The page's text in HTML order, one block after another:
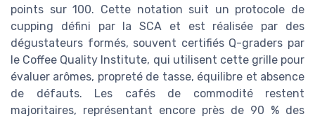
points sur 100. Cette notation suit un protocole de
cupping défini par la SCA et est réalisée par des
dégustateurs formés, souvent certifiés Q-graders par
le Coffee Quality Institute, qui utilisent cette grille pour
évaluer arômes, propreté de tasse, équilibre et absence
de défauts. Les cafés de commodité restent
majoritaires, représentant encore près de 90 % des